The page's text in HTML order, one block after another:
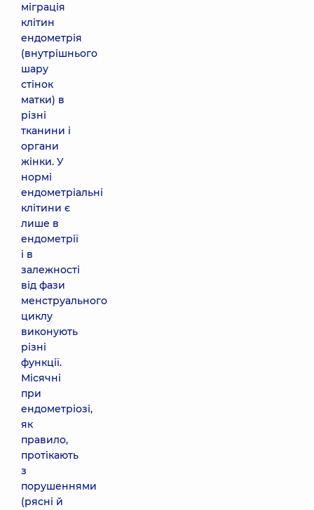
міграція
клітин
ендометрія
(внутрішнього
шару
стінок
матки) в
різні
тканини і
органи
жінки. У
нормі
ендометріальні
клітини є
лише в
ендометрії
і в
залежності
від фази
менструального
циклу
виконують
різні
функції.
Місячні
при
ендометріозі,
як
правило,
протікають
з
порушеннями
(рясні й